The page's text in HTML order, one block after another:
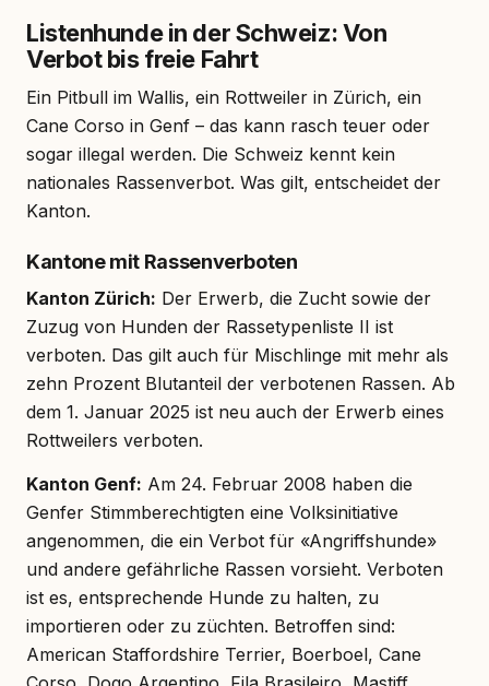
Listenhunde in der Schweiz: Von
Verbot bis freie Fahrt
Ein Pitbull im Wallis, ein Rottweiler in Zürich, ein
Cane Corso in Genf – das kann rasch teuer oder
sogar illegal werden. Die Schweiz kennt kein
nationales Rassenverbot. Was gilt, entscheidet der
Kanton.
Kantone mit Rassenverboten
Kanton Zürich: Der Erwerb, die Zucht sowie der
Zuzug von Hunden der Rassetypenliste II ist
verboten. Das gilt auch für Mischlinge mit mehr als
zehn Prozent Blutanteil der verbotenen Rassen. Ab
dem 1. Januar 2025 ist neu auch der Erwerb eines
Rottweilers verboten.
Kanton Genf: Am 24. Februar 2008 haben die
Genfer Stimmberechtigten eine Volksinitiative
angenommen, die ein Verbot für «Angriffshunde»
und andere gefährliche Rassen vorsieht. Verboten
ist es, entsprechende Hunde zu halten, zu
importieren oder zu züchten. Betroffen sind:
American Staffordshire Terrier, Boerboel, Cane